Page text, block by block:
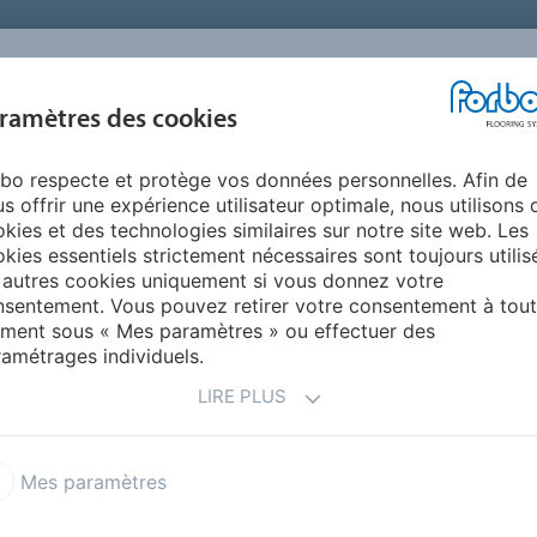
FRANCE
BLOG &
REALISATIONS
FAQ AIDE
un design de revêtement de sol adapté à mon entreprise ?
DESIGN DE
ADAPTÉ À MON
à votre entreprise, il faut concilier esthétique et
des cookies
respecte et protège vos données personnelles. Afin de
offrir une expérience utilisateur optimale, nous utilisons
et des technologies similaires sur notre site web. Les
essentiels strictement nécessaires sont toujours
cookies uniquement si vous donnez votre
Vous pouvez retirer votre consentement à tout
sous « Mes paramètres » ou effectuer des
individuels.
LIRE PLUS
Mes paramètres